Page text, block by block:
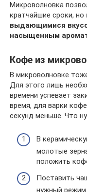
Микроволновка
кратчайшие сроки, но
выдающимися
насыщенным
Кофе из
В микроволновке
Для этого лишь
времени успевает
время, для варки
секунд меньше. Что
В
молотые
положить
Поставить
нужный режим.